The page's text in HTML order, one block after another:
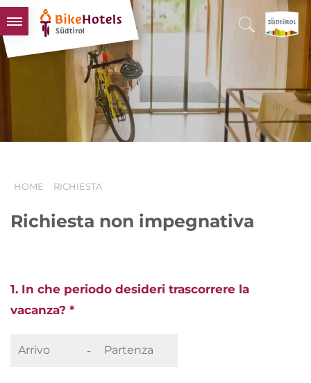
BIKEHOTELS
HOTELS & PACCHETTI
TOUR & TERRITORI
L'ALTO ADIGE & NOI
HOME RICHIESTA
Richiesta non impegnativa
1. In che periodo desideri trascorrere la
vacanza? *
-